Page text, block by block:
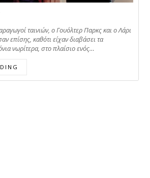
ταινιών, ο Γουόλτερ Παρκς και ο Λάρι
επίσης, καθότι είχαν διαβάσει τα
νωρίτερα, στο πλαίσιο ενός…